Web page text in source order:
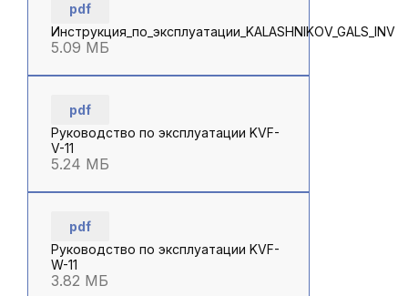
pdf
Инструкция_по_эксплуатации_KALASHNIKOV_GALS_INV
5.09 МБ
pdf
Руководство по эксплуатации KVF-
V-11
5.24 МБ
pdf
Руководство по эксплуатации KVF-
W-11
3.82 МБ